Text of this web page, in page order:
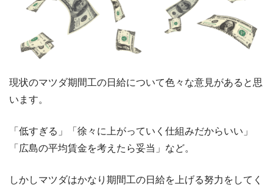
現状のマツダ期間工の日給について色々な意見があると思
います。
「低すぎる」「徐々に上がっていく仕組みだからいい」
「広島の平均賃金を考えたら妥当」など。
しかしマツダはかなり期間工の日給を上げる努力をしてく